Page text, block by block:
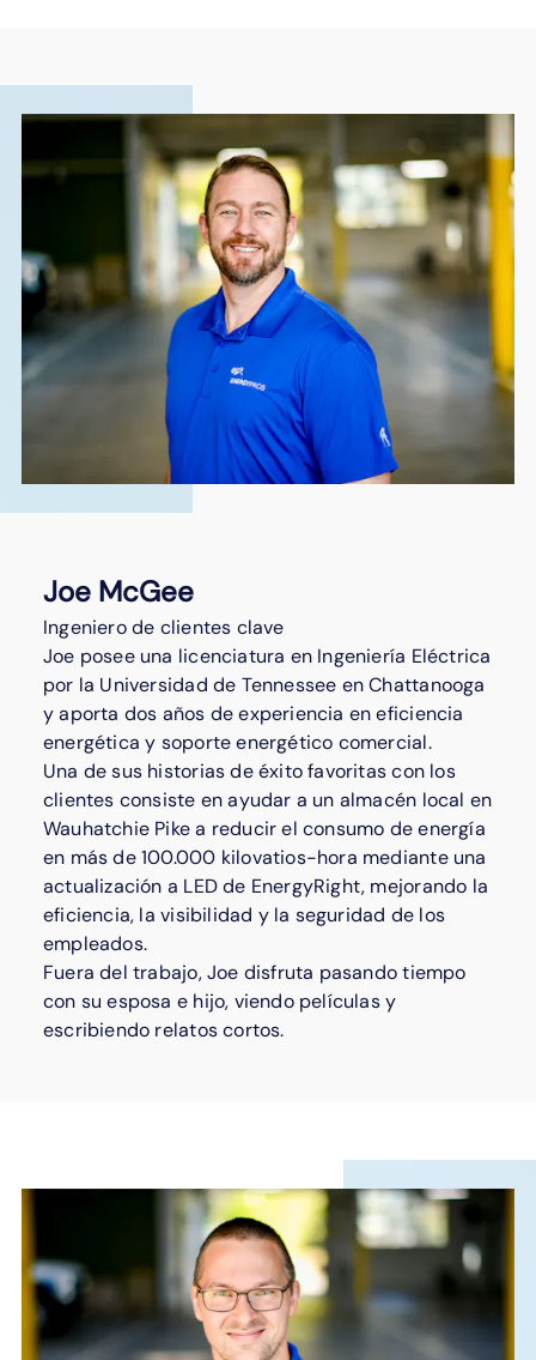
Joe McGee
Ingeniero de clientes clave
Joe posee una licenciatura en Ingeniería Eléctrica
por la Universidad de Tennessee en Chattanooga
y aporta dos años de experiencia en eficiencia
energética y soporte energético comercial.
Una de sus historias de éxito favoritas con los
clientes consiste en ayudar a un almacén local en
Wauhatchie Pike a reducir el consumo de energía
en más de 100.000 kilovatios-hora mediante una
actualización a LED de EnergyRight, mejorando la
eficiencia, la visibilidad y la seguridad de los
empleados.
Fuera del trabajo, Joe disfruta pasando tiempo
con su esposa e hijo, viendo películas y
escribiendo relatos cortos.